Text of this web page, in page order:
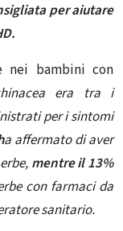
per aiutare
nei bambini con
era tra i
per i sintomi
a affermatodi aver
mentre il 13%
con farmaci da
sanitario.